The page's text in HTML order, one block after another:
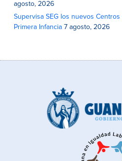
agosto, 2026
Supervisa SEG los nuevos
Primera Infancia 7 agosto, 2026